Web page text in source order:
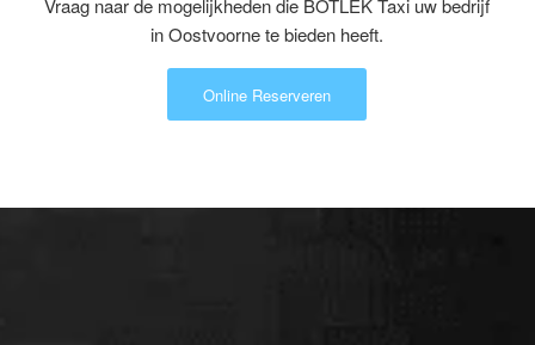
Vraag naar de mogelijkheden die BOTLEK Taxi uw bedrijf
in Oostvoorne te bieden heeft.
Online Reserveren